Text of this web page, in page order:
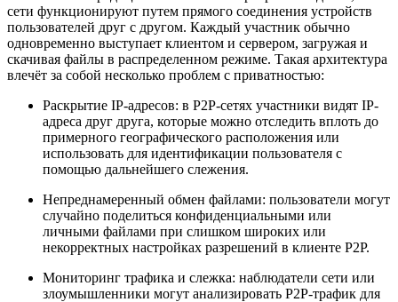
сети функционируют путем прямого соединения устройств
пользователей друг с другом. Каждый участник обычно
одновременно выступает клиентом и сервером, загружая и
скачивая файлы в распределенном режиме. Такая архитектура
влечёт за собой несколько проблем с приватностью:
Раскрытие IP-адресов: в P2P-сетях участники видят IP-
адреса друг друга, которые можно отследить вплоть до
примерного географического расположения или
использовать для идентификации пользователя с
помощью дальнейшего слежения.
Непреднамеренный обмен файлами: пользователи могут
случайно поделиться конфиденциальными или
личными файлами при слишком широких или
некорректных настройках разрешений в клиенте P2P.
Мониторинг трафика и слежка: наблюдатели сети или
злоумышленники могут анализировать P2P-трафик для